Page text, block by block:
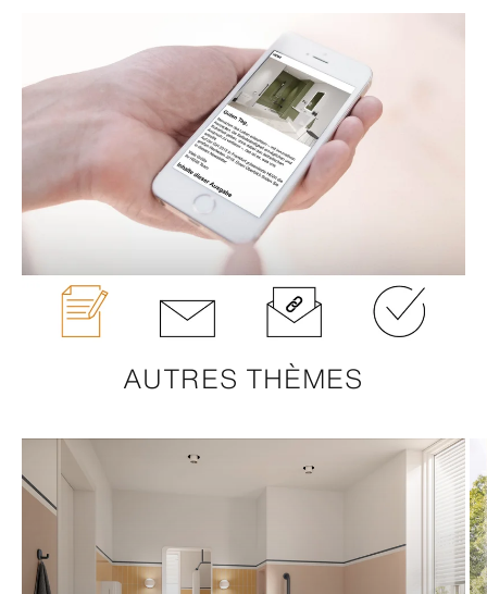
AUTRES THÈMES